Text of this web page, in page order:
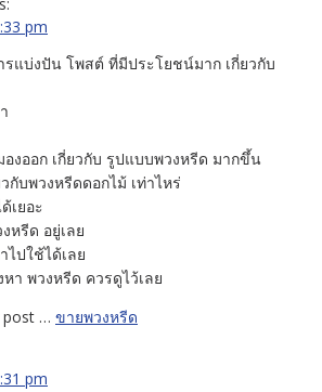
pm
แบ่งปัน โพสต์ ที่มีประโยชน์มาก เกี่ยวกับ
งออก เกี่ยวกับ รูปแบบพวงหรีด มากขึ้น
กับพวงหรีดดอกไม้ เท่าไหร่
เยอะ
หรีด อยู่เลย
ไปใช้ได้เลย
า พวงหรีด ควรดูไว้เลย
post … ขายพวงหรีด
pm